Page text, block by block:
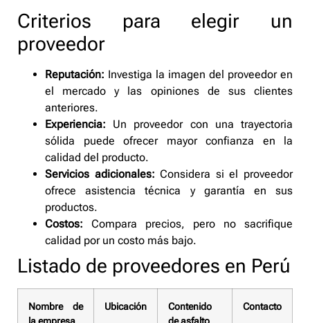
Criterios para elegir un
proveedor
Reputación: Investiga la imagen del proveedor en
el mercado y las opiniones de sus clientes
anteriores.
Experiencia: Un proveedor con una trayectoria
sólida puede ofrecer mayor confianza en la
calidad del producto.
Servicios adicionales: Considera si el proveedor
ofrece asistencia técnica y garantía en sus
productos.
Costos: Compara precios, pero no sacrifique
calidad por un costo más bajo.
Listado de proveedores en Perú
Nombre de
Ubicación
Contenido
Contacto